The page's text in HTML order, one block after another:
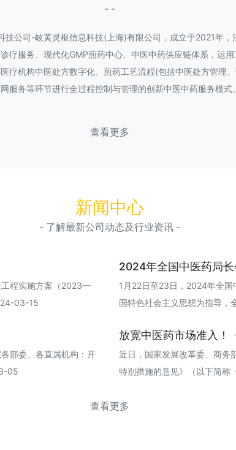
- -
公司-岐黄灵枢信息科技(上海)有限公司，成立于2021年
疗服务、现代化GMP煎药中心、中医中药供应链体系，运
疗机构中医处方数字化、煎药工艺流程(包括中医处方管理
务等环节进行全过程控制与管理的创新中医中药服务模式。
查看更多
新闻中心
- 了解最新公司动态及行业资讯 -
工程实施方案（2023—
03-15
2024年全国中医药局
1月22日至23日，2024年全国
国特色社会主义思想为指导，
部委、各直属机构：开
05
放宽中医药市场准入！
近日，国家发展改革委、商务
特别措施的意见》（以下简称
查看更多